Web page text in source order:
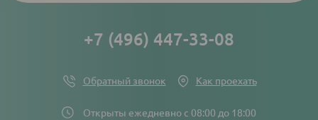
Открыты ежедневно с 08:00 до 18:00
+7 (496) 447-33-08
Обратный звонок Как проехать